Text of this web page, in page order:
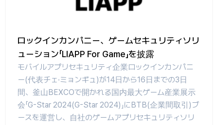
ロックインカンパニー、ゲームセキュリティソリ
ューション「LIAPP For Game」を披露
モバイルアプリセキュリティ企業ロックインカンパニ
ー(代表チェ·ミョンギュ)が14日から16日までの3日
間、釜山BEXCOで開かれる国内最大ゲーム産業展示
会「G-Star 2024(G-Star 2024)」にBTB(企業間取引)ブ
ースを運営し、自社のゲームアプリセキュリティソリ